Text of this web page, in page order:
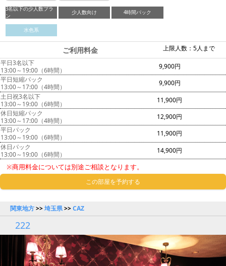
3名以下の少人数プラ
ン
少人数向け 4時間パック
水色系
上限人数：5人まで
ご利用料金
平日3名以下
13:00～19:00（6時間）
9,900円
平日短縮パック
13:00～17:00（4時間）
9,900円
土日祝3名以下
13:00～19:00（6時間）
11,900円
休日短縮パック
13:00～17:00（4時間）
12,900円
平日パック
13:00～19:00（6時間）
11,900円
休日パック
13:00～19:00（6時間）
14,900円
※商用料金については別途ご相談となります。
この部屋を予約する
関東地方>>埼玉県>>CAZ
222